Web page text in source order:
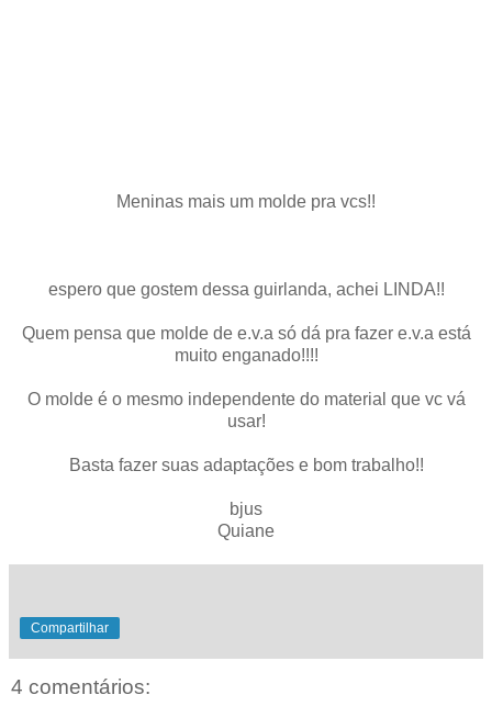
Meninas mais um molde pra vcs!!
espero que gostem dessa guirlanda, achei LINDA!!
Quem pensa que molde de e.v.a só dá pra fazer e.v.a está
muito enganado!!!!
O molde é o mesmo independente do material que vc vá
usar!
Basta fazer suas adaptações e bom trabalho!!
bjus
Quiane
Compartilhar
4 comentários: